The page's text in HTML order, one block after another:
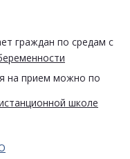
школе
граждан по средам с
на прием можно по